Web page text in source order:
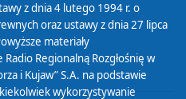
z dnia 4 lutego 1994 r. o
oraz ustawy z dnia 27 lipca
materiały
Regionalną Rozgłośnię w
i Kujaw” S.A. na podstawie
wykorzystywanie